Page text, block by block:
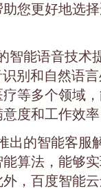
您更好地选
智能语音技术
别和自然语
等多个领域
度和工作效
出的智能客服
算法，能够
，百度智能